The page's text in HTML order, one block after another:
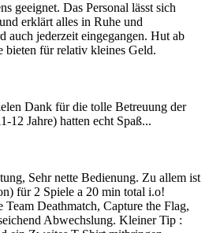
geeignet. Das Personal lässt sich
erklärt alles in Ruhe und
auch jederzeit eingegangen. Hut ab
bieten für relativ kleines Geld.
Dank für die tolle Betreuung der
12 Jahre) hatten echt Spaß...
Sehr nette Bedienung. Zu allem ist
für 2 Spiele a 20 min total i.o!
Deathmatch, Capture the Flag,
Abwechslung. Kleiner Tip :